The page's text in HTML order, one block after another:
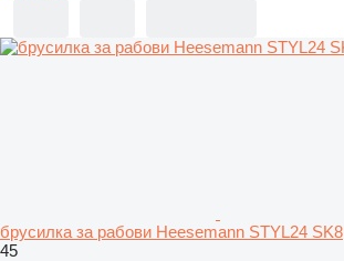
брусилка за рабови Heesemann STYL24 SK8
45